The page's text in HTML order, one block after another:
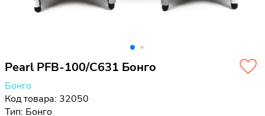
Pearl PFB-100/C631 Бонго
Бонго
Код товара: 32050
Тип: Бонго